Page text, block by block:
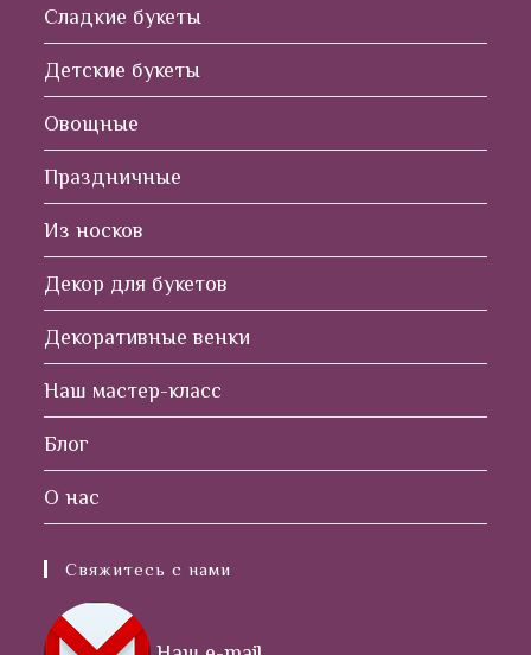
Сладкие букеты
Детские букеты
Овощные
Праздничные
Из носков
Декор для букетов
Декоративные венки
Наш мастер-класс
Блог
О нас
Свяжитесь с нами